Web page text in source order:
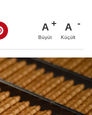
A
Büyüt
A
Küçült